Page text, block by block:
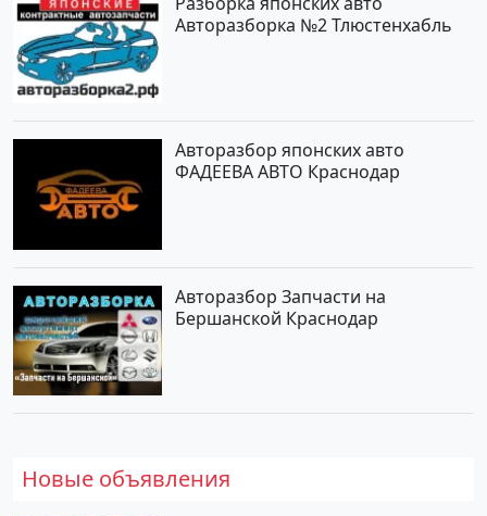
Авторазборка №2 Тлюстенхабль
Авторазбор японских авто
ФАДЕЕВА АВТО Краснодар
Авторазбор Запчасти на
Бершанской Краснодар
Новые объявления